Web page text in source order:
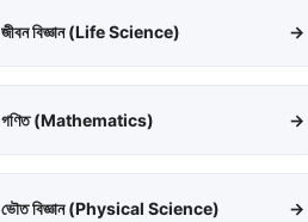
জীবন বিজ্ঞান (Life Science) →
গণিত (Mathematics) →
ভৌত বিজ্ঞান (Physical Science) →